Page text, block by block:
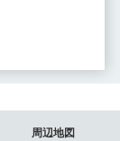
周辺地図